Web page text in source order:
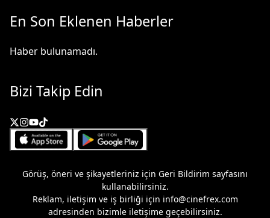
En Son Eklenen Haberler
Haber bulunamadı.
Bizi Takip Edin
Görüş, öneri ve şikayetleriniz için Geri Bildirim sayfasını
kullanabilirsiniz.
Reklam, iletişim ve iş birliği için info@cinefrex.com
adresinden bizimle iletişime geçebilirsiniz.